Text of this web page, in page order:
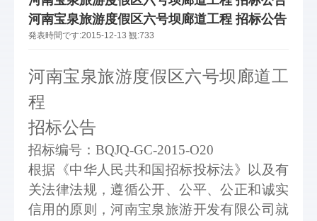
河南宝泉旅游度假区六号坝廊道工程 招标公告
発表時間です:2015-12-13 観:733
河南宝泉旅游度假区六号坝廊道工
程
招标公告
招标编号：BQJQ-GC-2015-O20
根据《中华人民共和国招标投标法》以及有
关法律法规，遵循公开、公平、公正和诚实
信用的原则，河南宝泉旅游开发有限公司就